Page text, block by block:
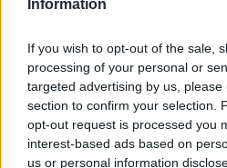
Information
If you wish to opt-out of the sale,
processing of your personal or
targeted advertising by us,
section to confirm your selection.
opt-out request is processed you
interest-based ads based on
us or personal information
2020 € 561.410
2019 € 950.986
12,0%